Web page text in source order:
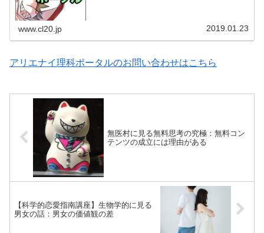
www.cl20.jp 2019.01.23
アリエナイ理科ポータルのお問い合わせはこちら
無医村に見る無料思考の究極：無料コン
テンツの成立には理由がある
【科学的恋愛指南講座】生物学的に見る
男女の話：男女の価値観の差